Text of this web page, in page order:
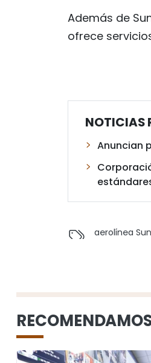
Además de
ofrece
NOTICIAS
Anuncian
aerolínea